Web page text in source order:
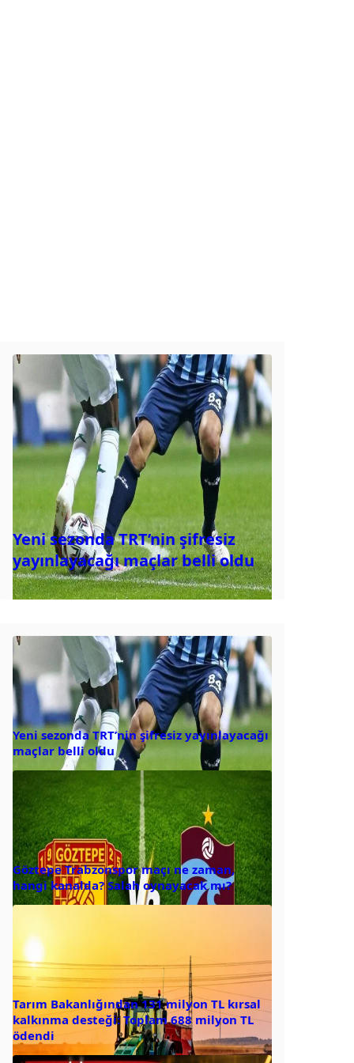
Yeni sezonda TRT’nin şifresiz
yayınlayacağı maçlar belli oldu
Yeni sezonda TRT’nin şifresiz yayınlayacağı
maçlar belli oldu
Göztepe Trabzonspor maçı ne zaman,
hangi kanalda? Salah oynayacak mı?
Tarım Bakanlığından 131 milyon TL kırsal
kalkınma desteği: Toplam 688 milyon TL
ödendi